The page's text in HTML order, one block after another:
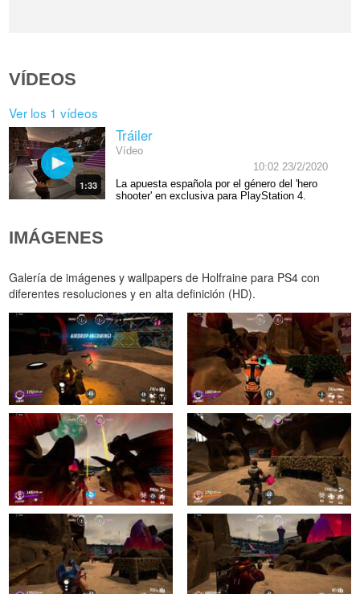
VÍDEOS
Ver los 1 vídeos
1:33
Tráiler
Vídeo
10:02 23/2/2020
La apuesta española por el género del 'hero
shooter' en exclusiva para PlayStation 4.
IMÁGENES
Galería de imágenes y wallpapers de Holfraine para PS4 con
diferentes resoluciones y en alta definición (HD).